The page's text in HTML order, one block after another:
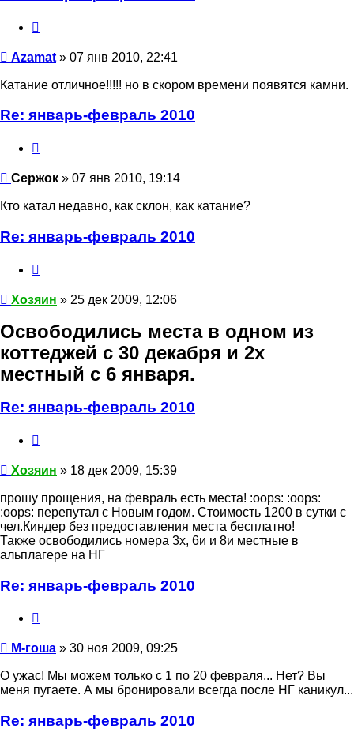
Azamat » 07 янв 2010, 22:41
Катание отличное!!!!! но в скором времени появятся камни.
Re: январь-февраль 2010
Сержок » 07 янв 2010, 19:14
Кто катал недавно, как склон, как катание?
Re: январь-февраль 2010
Хозяин » 25 дек 2009, 12:06
Освободились места в одном из
коттеджей с 30 декабря и 2х
местный с 6 января.
Re: январь-февраль 2010
Хозяин » 18 дек 2009, 15:39
прошу прощения, на февраль есть места! :oops: :oops:
:oops: перепутал с Новым годом. Стоимость 1200 в сутки с
чел.Киндер без предоставления места бесплатно!
Также освободились номера 3х, 6и и 8и местные в
альплагере на НГ
Re: январь-февраль 2010
гоша
М-гоша » 30 ноя 2009, 09:25
О ужас! Мы можем только с 1 по 20 февраля... Нет? Вы
меня пугаете. А мы бронировали всегда после НГ каникул...
Re: январь-февраль 2010